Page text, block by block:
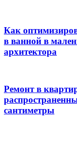
Как
в ванной в
архитектора
Ремонт в
сантиметры